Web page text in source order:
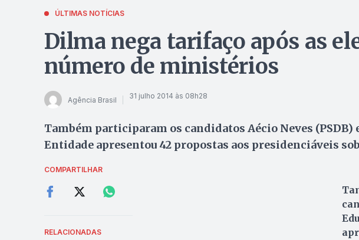
ÚLTIMAS NOTÍCIAS
Dilma nega tarifaço após as
número de ministérios
Agência Brasil 31 julho 2014 às 08h28
Também participaram os candidatos Aécio Neves (PSDB)
Entidade apresentou 42 propostas aos presidenciáveis
COMPARTILHAR
RELACIONADAS